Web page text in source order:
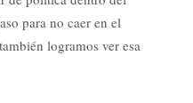
para no caer en el
logramos ver esa